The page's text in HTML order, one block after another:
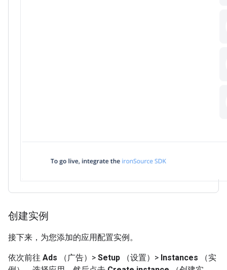
创建实例
接下来，为您添加的应用配置实例。
依次前往 Ads （广告）> Setup （设置）> Instances （实